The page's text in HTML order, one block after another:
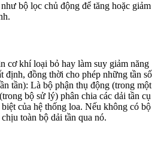
bộ lọc chủ động để tăng hoặc giảm
cơ khí loại bỏ hay làm suy giảm năng
định, đồng thời cho phép những tần số
tần): Là bộ phận thụ động (trong một
bộ sử lý) phân chia các dải tần cụ
của hệ thống loa. Nếu không có bộ
toàn bộ dải tần qua nó.